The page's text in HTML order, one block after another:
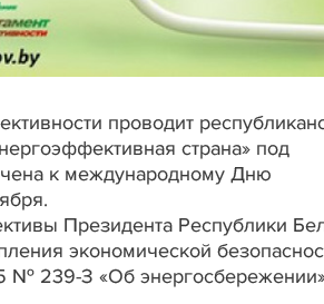
проводит
страна» под
к международному Дню
Президента Республики
экономической
№ 239-З «Об